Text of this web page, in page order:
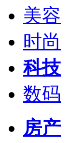
美容
时尚
科技
数码
房产